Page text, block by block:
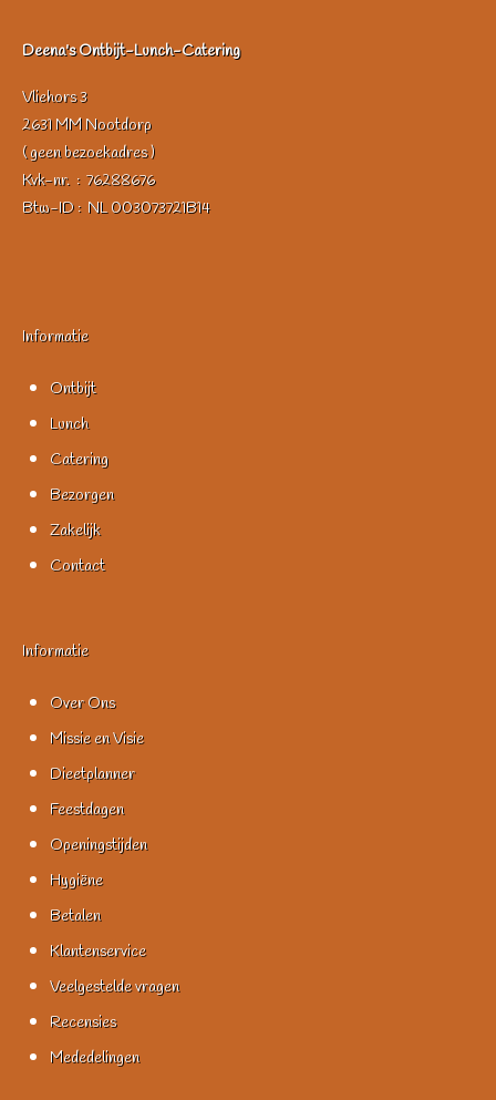
Deena's Ontbijt-Lunch-Catering
Vliehors 3
2631 MM Nootdorp
( geen bezoekadres )
Kvk-nr. : 76288676
Btw-ID : NL 003073721B14
Informatie
Ontbijt
Lunch
Catering
Bezorgen
Zakelijk
Contact
Informatie
Over Ons
Missie en Visie
Dieetplanner
Feestdagen
Openingstijden
Hygiëne
Betalen
Klantenservice
Veelgestelde vragen
Recensies
Mededelingen